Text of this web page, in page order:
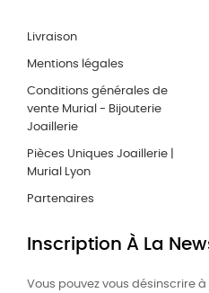
Livraison
Mentions légales
Conditions générales de
vente Murial - Bijouterie
Joaillerie
Pièces Uniques Joaillerie |
Murial Lyon
Partenaires
Inscription À La
Vous pouvez vous désinscrire